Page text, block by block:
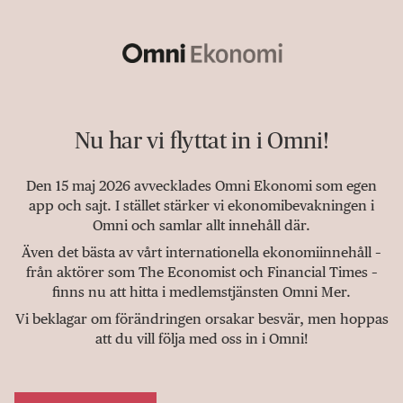
Nu har vi flyttat in i Omni!
Den 15 maj 2026 avvecklades Omni Ekonomi som egen
app och sajt. I stället stärker vi ekonomibevakningen i
Omni och samlar allt innehåll där.
Även det bästa av vårt internationella ekonomiinnehåll –
från aktörer som The Economist och Financial Times –
finns nu att hitta i medlemstjänsten Omni Mer.
Vi beklagar om förändringen orsakar besvär, men hoppas
att du vill följa med oss in i Omni!